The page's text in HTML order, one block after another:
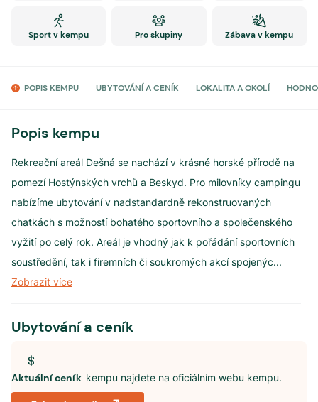
Sport v kempu Pro skupiny Zábava v kempu
POPIS KEMPU UBYTOVÁNÍ A CENÍK LOKALITA A OKOLÍ
Popis kempu
Rekreační areál Dešná se nachází v krásné horské přírodě na
pomezí Hostýnských vrchů a Beskyd. Pro milovníky campingu
nabízíme ubytování v nadstandardně rekonstruovaných
chatkách s možností bohatého sportovního a společenského
vyžití po celý rok. Areál je vhodný jak k pořádání sportovních
soustředění, tak i firemních či soukromých akcí spojenýc...
Zobrazit více
Ubytování a ceník
Aktuální ceník kempu najdete na oficiálním webu kempu.